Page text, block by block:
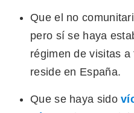
Que el no
pero sí se haya
régimen de visitas
reside en España.
Que se haya sido